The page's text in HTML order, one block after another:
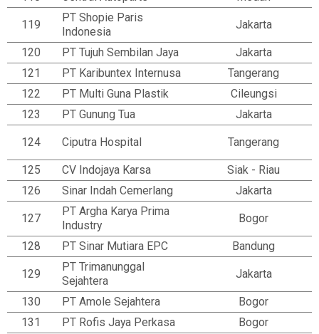
119
PT Shopie Paris
Indonesia
Jakarta
120 PT Tujuh Sembilan Jaya
Jakarta
121
PT Karibuntex Internusa
Tangerang
122
PT Multi Guna Plastik
Cileungsi
123
PT Gunung Tua Jakarta
124 Ciputra Hospital Tangerang
125 CV Indojaya Karsa
Siak - Riau
126
Sinar Indah Cemerlang Jakarta
127
PT Argha Karya Prima
Industry
Bogor
128 PT Sinar Mutiara EPC Bandung
129
PT Trimanunggal
Sejahtera
Jakarta
130 PT Amole Sejahtera
Bogor
131
PT Rofis Jaya Perkasa Bogor